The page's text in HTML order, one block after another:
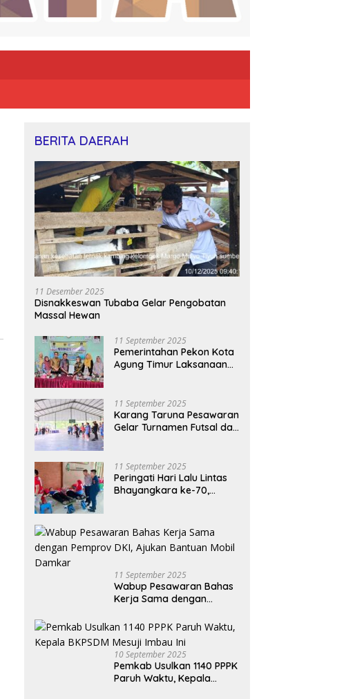
BERITA DAERAH
11 Desember 2025
Disnakkeswan Tubaba Gelar Pengobatan
Massal Hewan
11 September 2025
Pemerintahan Pekon Kota
Agung Timur Laksanaan
2026
11 September 2025
Karang Taruna Pesawaran
Gelar Turnamen Futsal dan
11 September 2025
Peringati Hari Lalu Lintas
Bhayangkara ke-70,
Darah Sejuta Harapan
11 September 2025
Wabup Pesawaran Bahas
Kerja Sama dengan
Bantuan Mobil Damkar
10 September 2025
Pemkab Usulkan 1140 PPPK
Paruh Waktu, Kepala